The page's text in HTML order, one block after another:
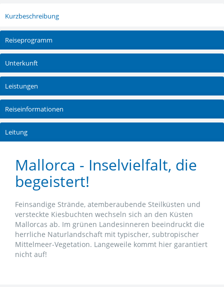
Kurzbeschreibung
Reiseprogramm
Unterkunft
Leistungen
Reiseinformationen
Leitung
Mallorca - Inselvielfalt, die
begeistert!
Feinsandige Strände, atemberaubende Steilküsten und
versteckte Kiesbuchten wechseln sich an den Küsten
Mallorcas ab. Im grünen Landesinneren beeindruckt die
herrliche Naturlandschaft mit typischer, subtropischer
Mittelmeer-Vegetation. Langeweile kommt hier garantiert
nicht auf!